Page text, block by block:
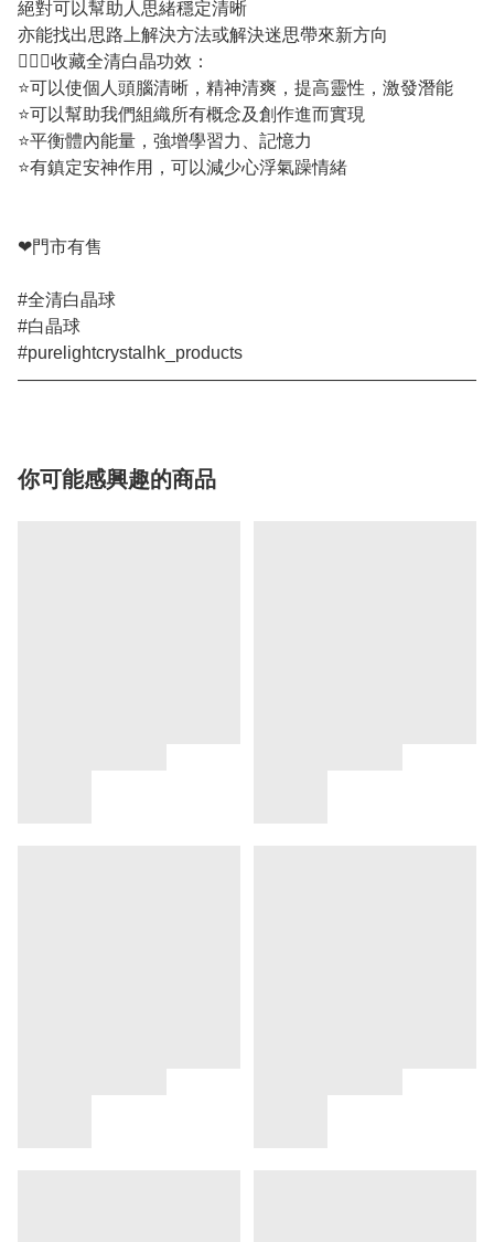
絕對可以幫助人思緒穩定清晰
亦能找出思路上解決方法或解決迷思帶來新方向
💁🏼‍♀️收藏全清白晶功效：
⭐️可以使個人頭腦清晰，精神清爽，提高靈性，激發潛能
⭐️可以幫助我們組織所有概念及創作進而實現
⭐️平衡體內能量，強增學習力、記憶力
⭐️有鎮定安神作用，可以減少心浮氣躁情緒
❤門市有售
#全清白晶球
#白晶球
#purelightcrystalhk_products
——————————————————————————
你可能感興趣的商品